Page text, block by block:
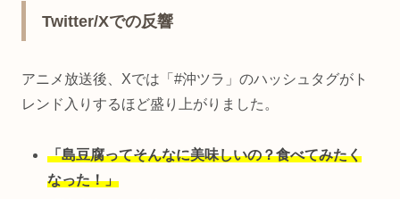
Twitter/Xでの反響
アニメ放送後、Xでは「#沖ツラ」のハッシュタグがト
レンド入りするほど盛り上がりました。
「島豆腐ってそんなに美味しいの？食べてみたく
なった！」